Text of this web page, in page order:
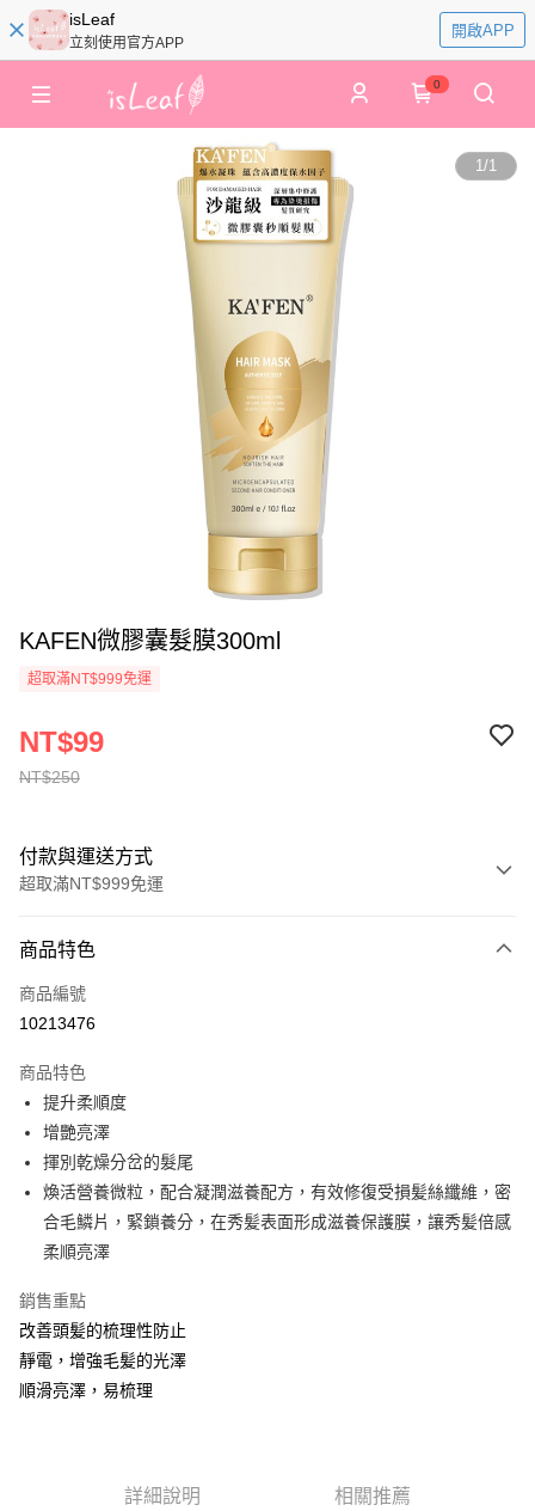
isLeaf
立刻使用官方APP
開啟APP
0
1/1
KAFEN微膠囊髮膜300ml
超取滿NT$999免運
NT$250
NT$99
付款與運送方式
超取滿NT$999免運
信用卡一次付款
超商取貨付款
Apple Pay
街口支付
悠遊付
Google Pay
相關說明
【關於「AFTEE先享後付」】
AFTEE先享後付是「在收到商品之後才付款」的支付方式。 讓您購物簡單
便利好安心！
１．簡單：不需註冊會員、不需綁卡、不需儲值。
１．於結帳方式選擇「AFTEE先享後付」後，將跳轉至「AFTEE先享後付」
商品特色
商品編號
10213476
商品特色
提升柔順度
增艷亮澤
揮別乾燥分岔的髮尾
煥活營養微粒，配合凝潤滋養配方，有效修復受損髪絲纖維，密
合毛鱗片，緊鎖養分，在秀髪表面形成滋養保護膜，讓秀髪倍感
柔順亮澤
銷售重點
改善頭髪的梳理性防止
靜電，增強毛髪的光澤
順滑亮澤，易梳理
詳細說明 相關推薦